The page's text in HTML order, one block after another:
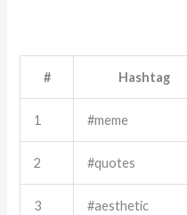
# Hashtag
1 #meme
2 #quotes
3 #aesthetic